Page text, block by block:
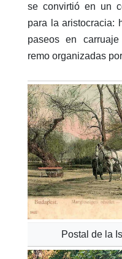
se convirtió en un
para la aristocracia:
paseos en
remo organizadas
Postal de la